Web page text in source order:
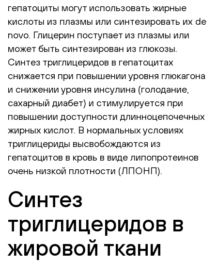
гепатоциты могут использовать жирные
кислоты из плазмы или синтезировать их de
novo. Глицерин поступает из плазмы или
может быть синтезирован из глюкозы.
Синтез триглицеридов в гепатоцитах
снижается при повышении уровня глюкагона
и снижении уровня инсулина (голодание,
сахарный диабет) и стимулируется при
повышении доступности длинноцепочечных
жирных кислот. В нормальных условиях
триглицериды высвобождаются из
гепатоцитов в кровь в виде липопротеинов
очень низкой плотности (ЛПОНП).
Синтез
триглицеридов в
жировой ткани